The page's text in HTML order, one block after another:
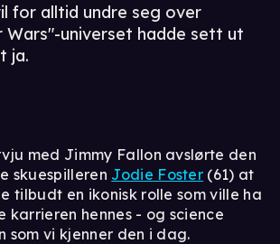
for alltid undre seg over
Wars"-universet hadde sett ut
ja.
med Jimmy Fallon avslørte den
skuespilleren Jodie Foster (61) at
tilbudt en ikonisk rolle som ville ha
hennes - og science
som vi kjenner den i dag.